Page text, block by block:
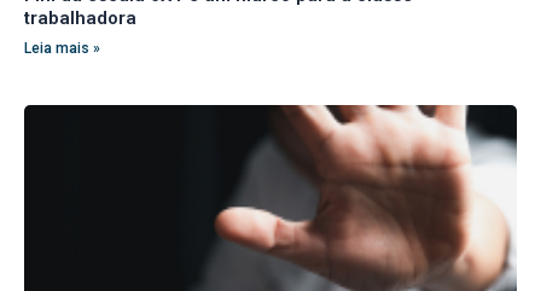
trabalhadora
Leia mais »